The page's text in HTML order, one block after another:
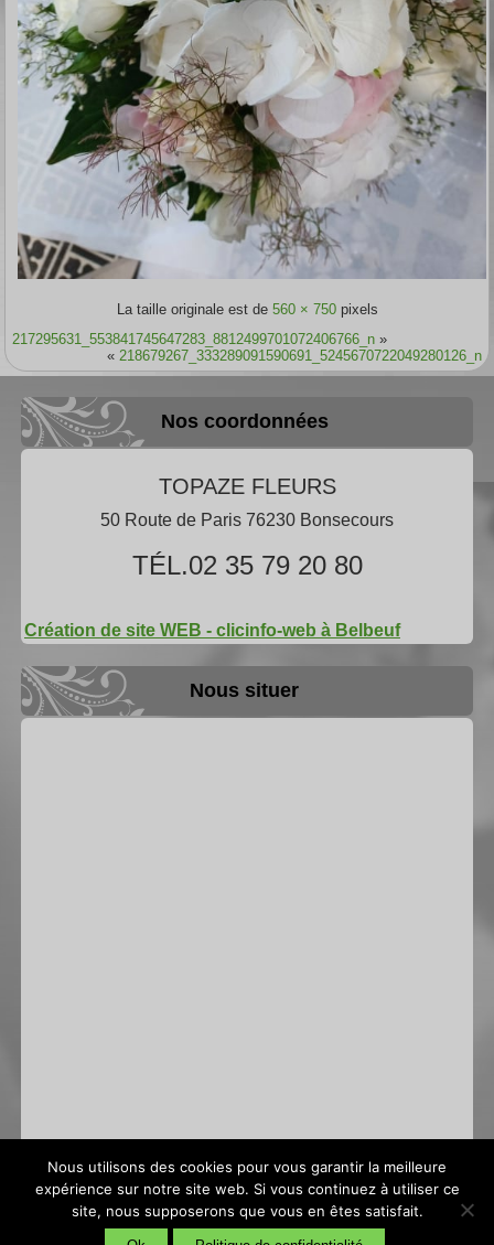
La taille originale est de 560 × 750pixels
217295631_553841745647283_8812499701072406766_n »
« 218679267_333289091590691_5245670722049280126_n
Nos coordonnées
TOPAZE FLEURS
50 Route de Paris 76230 Bonsecours
TÉL.02 35 79 20 80
Création de site WEB - clicinfo-web à Belbeuf
Nous situer
Nous utilisons des cookies pour vous garantir la meilleure
expérience sur notre site web. Si vous continuez à utiliser ce
site, nous supposerons que vous en êtes satisfait.